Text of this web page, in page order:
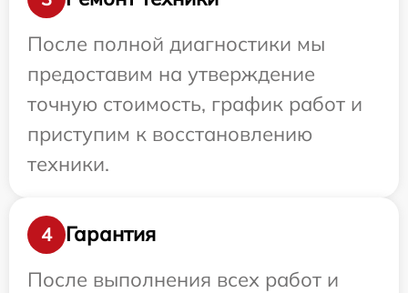
После полной диагностики мы
предоставим на утверждение
точную стоимость, график работ и
приступим к восстановлению
техники.
4
Гарантия
После выполнения всех работ и